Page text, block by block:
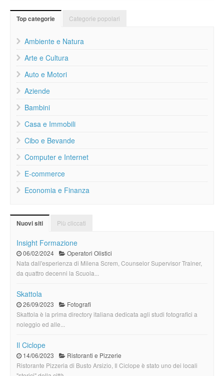
Top categorie Categorie popolari
Ambiente e Natura
Arte e Cultura
Auto e Motori
Aziende
Bambini
Casa e Immobili
Cibo e Bevande
Computer e Internet
E-commerce
Economia e Finanza
Nuovi siti Più cliccati
Insight Formazione
06/02/2024
Operatori Olistici
Nata dall'esperienza di Milena Screm, Counselor Supervisor Trainer,
da quattro decenni la Scuola...
Skattola
26/09/2023
Fotografi
Skattola è la prima directory italiana dedicata agli studi fotografici a
noleggio ed alle...
Il Ciclope
14/06/2023
Ristoranti e Pizzerie
Ristorante Pizzeria di Busto Arsizio, Il Ciclope è stato uno dei locali